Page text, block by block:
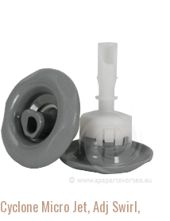
Cyclone Micro Jet, Adj Swirl,